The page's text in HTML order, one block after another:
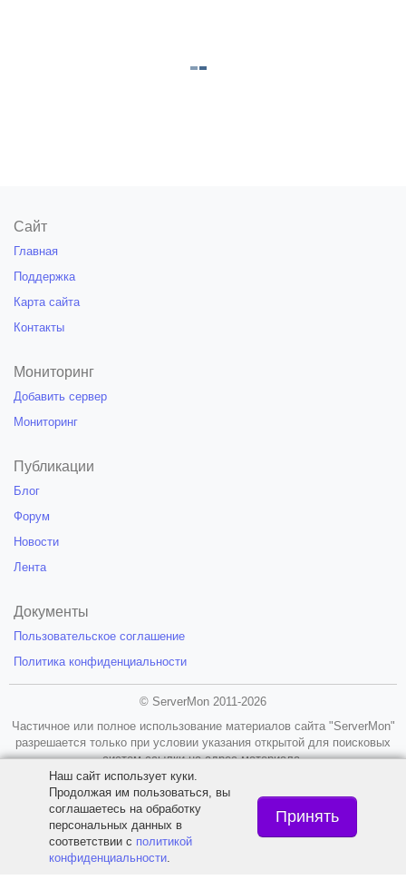
Сайт
Главная
Поддержка
Карта сайта
Контакты
Мониторинг
Добавить сервер
Мониторинг
Публикации
Блог
Форум
Новости
Лента
Документы
Пользовательское соглашение
Политика конфиденциальности
© ServerMon 2011-2026
Частичное или полное использование материалов сайта "ServerMon"
разрешается только при условии указания открытой для поисковых
систем ссылки на адрес материала.
18+
Наш сайт использует куки.
Продолжая им пользоваться, вы
соглашаетесь на обработку
персональных данных в
соответствии с политикой
конфиденциальности
Принять